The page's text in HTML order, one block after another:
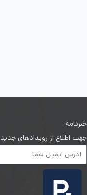
خبرنامه
جهت اطلاع از رویدادهای